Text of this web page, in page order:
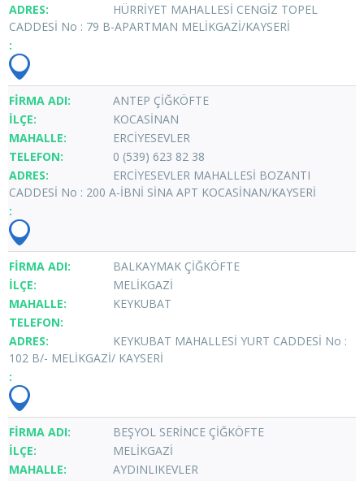
HÜRRİYET MAHALLESİ CENGİZ TOPEL
CADDESİ No : 79 B-APARTMAN MELİKGAZİ/KAYSERİ
ANTEP ÇİĞKÖFTE
KOCASİNAN
ERCİYESEVLER
0 (539) 623 82 38
ERCİYESEVLER MAHALLESİ BOZANTI
CADDESİ No : 200 A-İBNİ SİNA APT KOCASİNAN/KAYSERİ
BALKAYMAK ÇİĞKÖFTE
MELİKGAZİ
KEYKUBAT
KEYKUBAT MAHALLESİ YURT CADDESİ No :
102 B/- MELİKGAZİ/ KAYSERİ
BEŞYOL SERİNCE ÇİĞKÖFTE
MELİKGAZİ
AYDINLIKEVLER